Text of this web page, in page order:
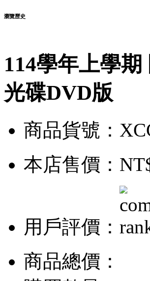
瀏覽歷史
114學年上學
光碟DVD版
商品貨號：
本店售價：
用戶評價：
商品總價：